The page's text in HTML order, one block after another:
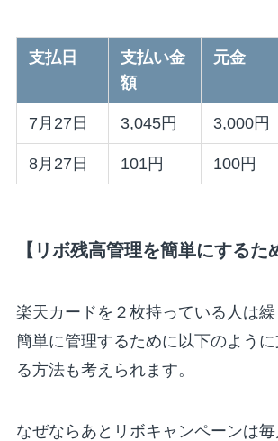
支払日
支払い金
額
元金
7月27日 3,045円 3,000円
8月27日 101円 100円
【リボ残高管理を簡単にするた
楽天カードを２枚持っている人は
簡単に管理するために以下のよう
る方法も考えられます。
なぜならあとリボキャンペーンは